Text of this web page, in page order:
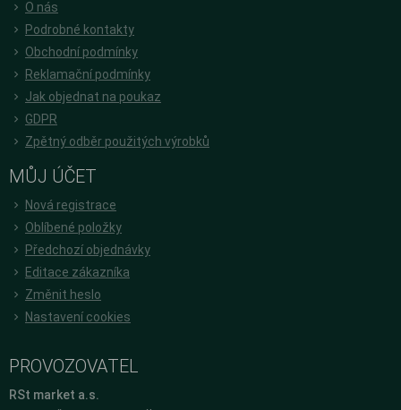
O nás
Podrobné kontakty
Obchodní podmínky
Reklamační podmínky
Jak objednat na poukaz
GDPR
Zpětný odběr použitých výrobků
MŮJ ÚČET
Nová registrace
Oblíbené položky
Předchozí objednávky
Editace zákazníka
Změnit heslo
Nastavení cookies
PROVOZOVATEL
RSt market a.s.